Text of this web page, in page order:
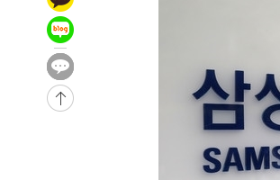
2시간 전 >
4시간 전 >
-21051초 전 >
-20487초 전 >
[속보] 뉴욕증시, 혼조 출발…
-19280초 전 >
축구협회, 15년 전 심판 성 접대
경찰, '홍명보는 2순위' 결론냈
[속보]합참 "北 발사체는 단거리